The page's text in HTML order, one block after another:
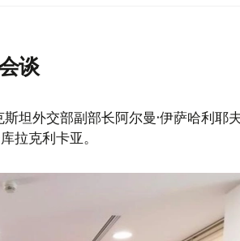
谈
坦外交部副部长阿尔曼·伊萨哈利耶
拉克利卡亚。